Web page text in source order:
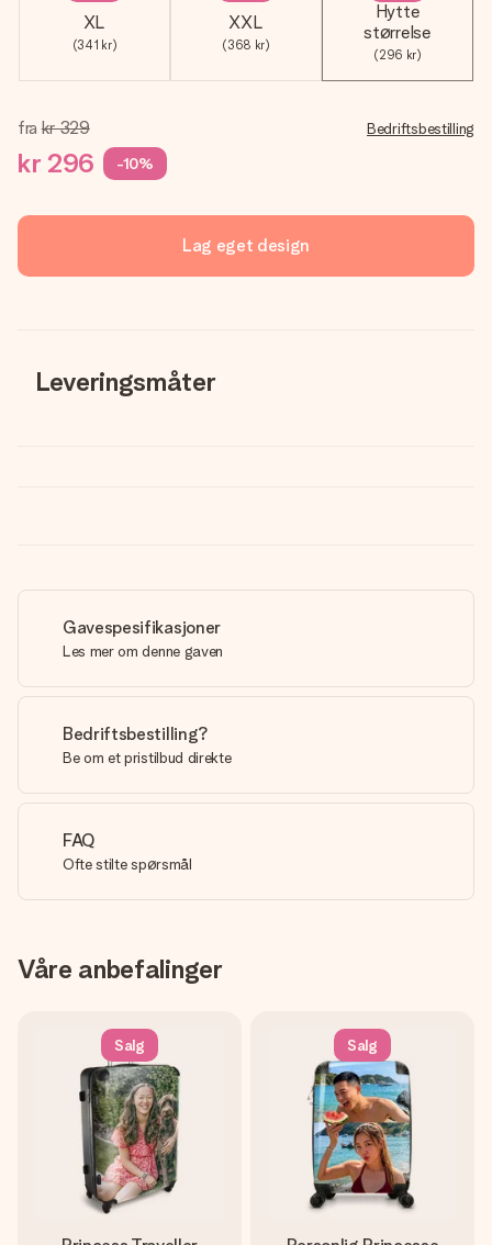
XL
(341 kr)
XXL
(368 kr)
Hytte
størrelse
(296 kr)
fra kr 329
kr 296 -10%
Bedriftsbestilling
Lag eget design
Leveringsmåter
Gavespesifikasjoner
Les mer om denne gaven
Bedriftsbestilling?
Be om et pristilbud direkte
FAQ
Ofte stilte spørsmål
Våre anbefalinger
Salg Salg